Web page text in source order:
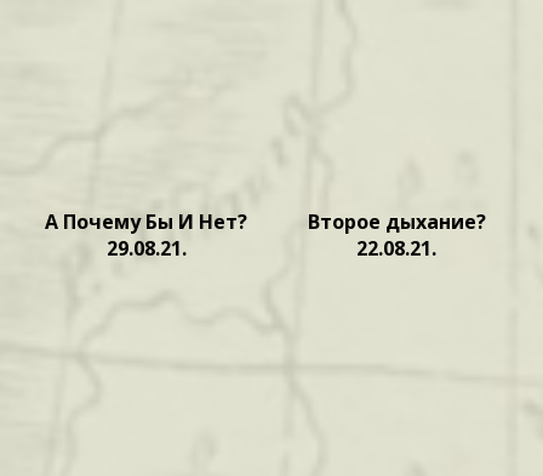
А Почему Бы И Нет?
29.08.21.
Второе дыхание?
22.08.21.